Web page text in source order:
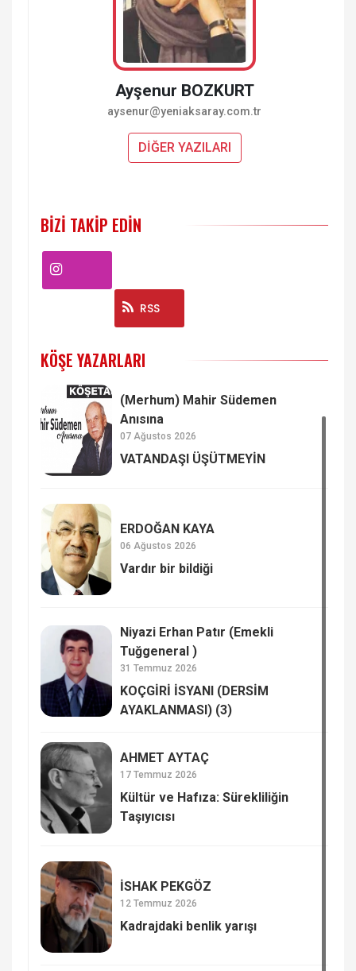
Ayşenur BOZKURT
aysenur@yeniaksaray.com.tr
DİĞER YAZILARI
BIZI TAKIP EDIN
RSS
KÖŞE YAZARLARI
(Merhum) Mahir Südemen
Anısına
07 Ağustos 2026
VATANDAŞI ÜŞÜTMEYİN
ERDOĞAN KAYA
06 Ağustos 2026
Vardır bir bildiği
Niyazi Erhan Patır (Emekli
Tuğgeneral )
31 Temmuz 2026
KOÇGİRİ İSYANI (DERSİM
AYAKLANMASI) (3)
AHMET AYTAÇ
17 Temmuz 2026
Kültür ve Hafıza: Sürekliliğin
Taşıyıcısı
İSHAK PEKGÖZ
12 Temmuz 2026
Kadrajdaki benlik yarışı